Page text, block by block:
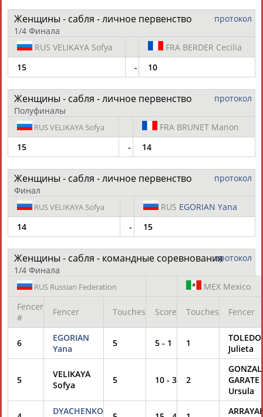
протокол
Женщины - сабля - личное первенство
1/4 Финала
RUS VELIKAYA Sofya FRA BERDER Cecilia
15
- 10
протокол
Женщины - сабля - личное первенство
Полуфиналы
RUSVELIKAYA Sofya FRA BRUNET Manon
15
- 14
протокол
Женщины - сабля - личное первенство
Финал
RUSVELIKAYA Sofya RUS EGORIAN Yana
14
- 15
протокол
Женщины - сабля - командные соревнования
1/4 Финала
RUS Russian Federation MEX Mexico
Fencer
#
Fencer Touches Score Touches Fencer
6
EGORIAN
Yana
5 5 - 1 1
TOLEDO
Julieta
5
VELIKAYA
Sofya
5 10 - 3 2
GARATE
Ursula
DYACHENKO